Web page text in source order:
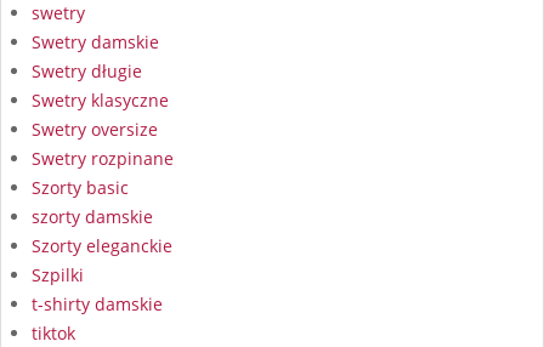
swetry
Swetry damskie
Swetry długie
Swetry klasyczne
Swetry oversize
Swetry rozpinane
Szorty basic
szorty damskie
Szorty eleganckie
Szpilki
t-shirty damskie
tiktok